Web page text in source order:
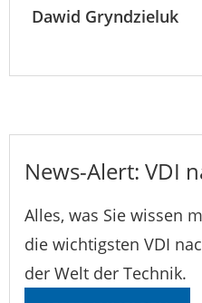
Dawid Gryndzieluk
News-Alert: VDI
Alles, was Sie wissen
die wichtigsten VDI
der Welt der Technik.